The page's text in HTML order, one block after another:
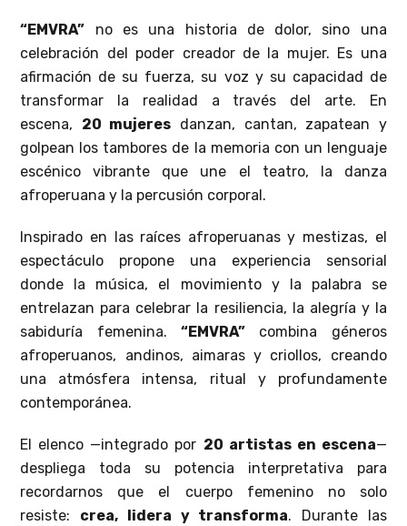
“EMVRA” no es una historia de dolor, sino una
celebración del poder creador de la mujer. Es una
afirmación de su fuerza, su voz y su capacidad de
transformar la realidad a través del arte. En
escena, 20 mujeres danzan, cantan, zapatean y
golpean los tambores de la memoria con un lenguaje
escénico vibrante que une el teatro, la danza
afroperuana y la percusión corporal.
Inspirado en las raíces afroperuanas y mestizas, el
espectáculo propone una experiencia sensorial
donde la música, el movimiento y la palabra se
entrelazan para celebrar la resiliencia, la alegría y la
sabiduría femenina. “EMVRA” combina géneros
afroperuanos, andinos, aimaras y criollos, creando
una atmósfera intensa, ritual y profundamente
contemporánea.
El elenco —integrado por 20 artistas en escena—
despliega toda su potencia interpretativa para
recordarnos que el cuerpo femenino no solo
resiste: crea, lidera y transforma. Durante las